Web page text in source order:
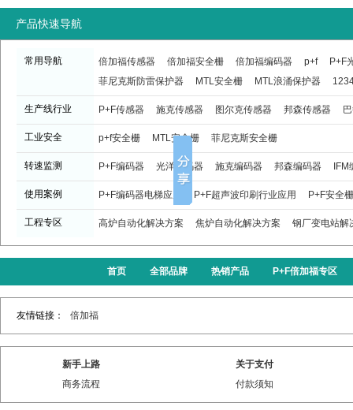
产品快速导航
常用导航 倍加福传感器 倍加福安全栅 倍加福编码器 p+f
P+F
菲尼克斯防雷保护器
MTL安全栅 MTL浪涌保护器
生产线行业 P+F传感器 施克传感器 图尔克传感器 邦森传感器
工业安全 p+f安全栅 MTL安全栅 菲尼克斯安全栅
转速监测 P+F编码器 光洋编码器 施克编码器 邦森编码器
使用案例 P+F编码器电梯应用 P+F超声波印刷行业应用 P+F安全
工程专区 高炉自动化解决方案 焦炉自动化解决方案 钢厂变电站解
首页 全部品牌 热销产品 P+F倍加福专区
友情链接： 倍加福
新手上路
商务流程
关于支付
付款须知